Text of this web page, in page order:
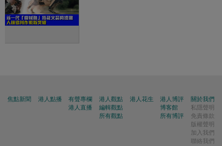
焦點新聞 港人點播
有聲專欄
港人直播
港人觀點
編輯觀點
所有觀點
港人花生
港人博評
博客館
所有博評
關於我們
私隱聲明
免責條款
版權聲明
加入我們
聯絡我們